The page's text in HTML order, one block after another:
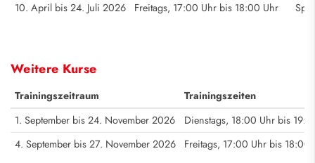
10. April bis 24. Juli 2026
Freitags, 17:00 Uhr bis 18:00 Uhr
Weitere Kurse
Trainingszeitraum
Trainingszeiten
1. September bis 24. November 2026
Dienstags, 18:00 Uhr bis
4. September bis 27. November 2026
Freitags, 17:00 Uhr bis 18:00